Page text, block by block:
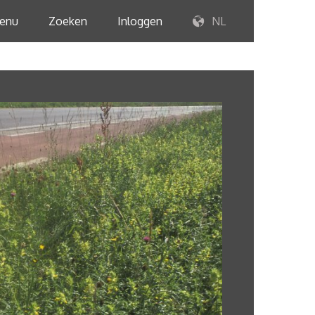
Zoeken Inloggen NL